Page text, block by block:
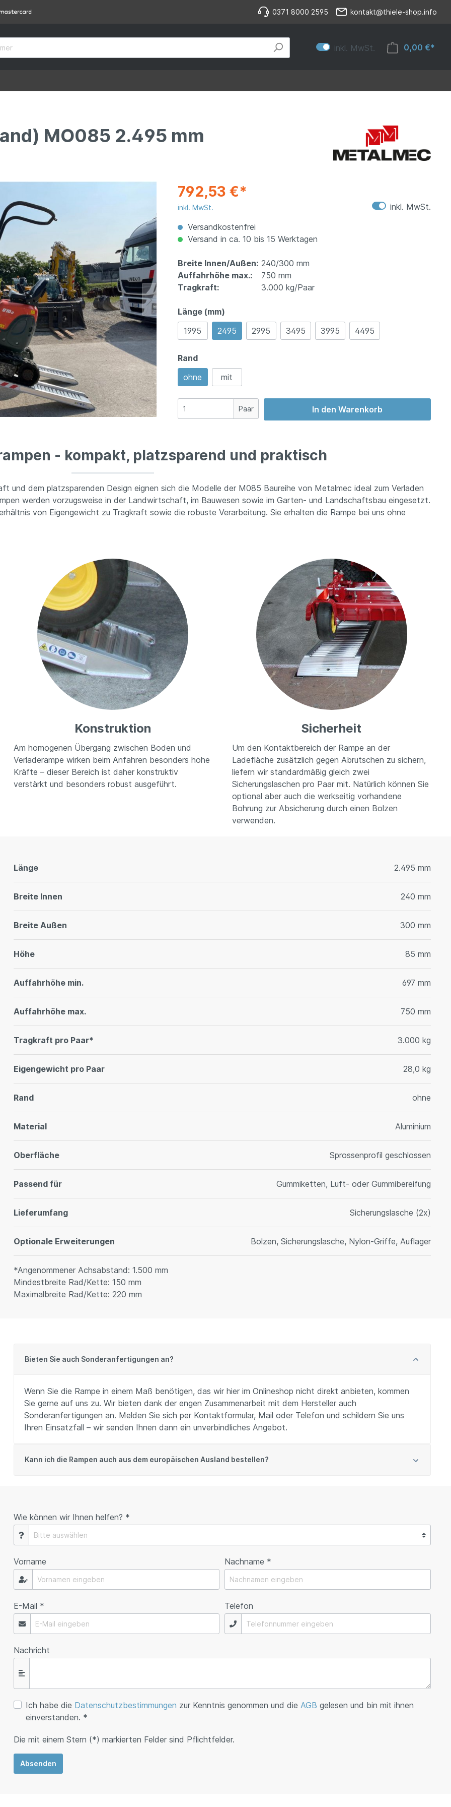
0371 8000 2595 kontakt@thiele-shop.info
inkl. MwSt. 0,00 €*
MO085 2.495 mm
792,53 €*
inkl. MwSt.
inkl. MwSt.
Versandkostenfrei
Versand in ca. 10 bis 15 Werktagen
Breite Innen/Außen: 240/300 mm
Auffahrhöhe max.:
750 mm
Tragkraft:
3.000 kg/Paar
Länge (mm)
1995
2495 2995 3495 3995 4495
Rand
ohne
mit
Paar In den Warenkorb
- kompakt, platzsparend und praktisch
und dem platzsparenden Design eignen sich die Modelle der M085 Baureihe von Metalmec ideal zum Verladen
werden vorzugsweise in der Landwirtschaft, im Bauwesen sowie im Garten- und Landschaftsbau eingesetzt.
von Eigengewicht zu Tragkraft sowie die robuste Verarbeitung. Sie erhalten die Rampe bei uns ohne
Konstruktion
Am homogenen Übergang zwischen Boden und
Verladerampe wirken beim Anfahren besonders hohe
Kräfte – dieser Bereich ist daher konstruktiv
verstärkt und besonders robust ausgeführt.
Sicherheit
Um den Kontaktbereich der Rampe an der
Ladefläche zusätzlich gegen Abrutschen zu sichern,
liefern wir standardmäßig gleich zwei
Sicherungslaschen pro Paar mit. Natürlich können Sie
optional aber auch die werkseitig vorhandene
Bohrung zur Absicherung durch einen Bolzen
verwenden.
Länge 2.495 mm
Breite Innen 240 mm
Breite Außen 300 mm
Höhe 85 mm
Auffahrhöhe min. 697 mm
Auffahrhöhe max. 750 mm
Tragkraft pro Paar* 3.000 kg
Eigengewicht pro Paar 28,0 kg
Rand ohne
Material Aluminium
Oberfläche Sprossenprofil geschlossen
Passend für Gummiketten, Luft- oder Gummibereifung
Lieferumfang Sicherungslasche (2x)
Optionale Erweiterungen Bolzen, Sicherungslasche, Nylon-Griffe, Auflager
*Angenommener Achsabstand: 1.500 mm
Mindestbreite Rad/Kette: 150 mm
Maximalbreite Rad/Kette: 220 mm
Bieten Sie auch Sonderanfertigungen an?
Wenn Sie die Rampe in einem Maß benötigen, das wir hier im Onlineshop nicht direkt anbieten, kommen
Sie gerne auf uns zu. Wir bieten dank der engen Zusammenarbeit mit dem Hersteller auch
Sonderanfertigungen an. Melden Sie sich per Kontaktformular, Mail oder Telefon und schildern Sie uns
Ihren Einsatzfall – wir senden Ihnen dann ein unverbindliches Angebot.
Kann ich die Rampen auch aus dem europäischen Ausland bestellen?
Wie können wir Ihnen helfen? *
Vorname Nachname *
E-Mail * Telefon
Nachricht
Ich habe die Datenschutzbestimmungen zur Kenntnis genommen und die AGB gelesen und bin mit ihnen
einverstanden. *
Die mit einem Stern (*) markierten Felder sind Pflichtfelder.
Absenden